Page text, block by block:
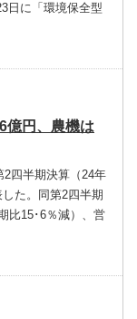
日に「環境保全型
億円、農機は
2四半期決算（24年
た。同第2四半期
比15･6％減）、営